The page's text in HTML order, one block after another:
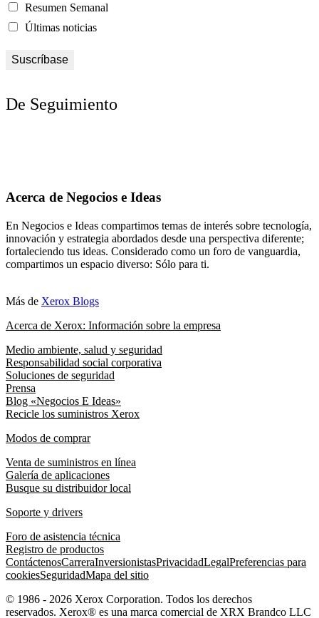
Resumen Semanal
Últimas noticias
De Seguimiento
Acerca de Negocios e Ideas
En Negocios e Ideas compartimos temas de interés sobre tecnología,
innovación y estrategia abordados desde una perspectiva diferente;
fortaleciendo tus ideas. Considerado como un foro de vanguardia,
compartimos un espacio diverso: Sólo para ti.
Más de Xerox Blogs
Acerca de Xerox: Información sobre la empresa
Medio ambiente, salud y seguridad
Responsabilidad social corporativa
Soluciones de seguridad
Prensa
Blog «Negocios E Ideas»
Recicle los suministros Xerox
Modos de comprar
Venta de suministros en línea
Galería de aplicaciones
Busque su distribuidor local
Soporte y drivers
Foro de asistencia técnica
Registro de productos
ContáctenosCarreraInversionistasPrivacidadLegalPreferencias para
cookiesSeguridadMapa del sitio
© 1986 - 2026 Xerox Corporation. Todos los derechos
reservados. Xerox® es una marca comercial de XRX Brandco LLC